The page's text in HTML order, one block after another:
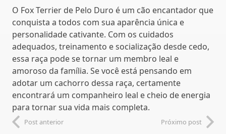
O Fox Terrier de Pelo Duro é um cão encantador que
conquista a todos com sua aparência única e
personalidade cativante. Com os cuidados
adequados, treinamento e socialização desde cedo,
essa raça pode se tornar um membro leal e
amoroso da família. Se você está pensando em
adotar um cachorro dessa raça, certamente
encontrará um companheiro leal e cheio de energia
para tornar sua vida mais completa.
Post anterior Próximo post